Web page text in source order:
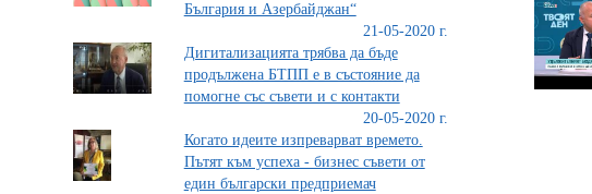
България и Азербайджан“
21-05-2020 г.
Дигитализацията трябва да бъде
продължена БТПП е в състояние да
помогне със съвети и с контакти
20-05-2020 г.
Когато идеите изпреварват времето.
Пътят към успеха - бизнес съвети от
един български предприемач